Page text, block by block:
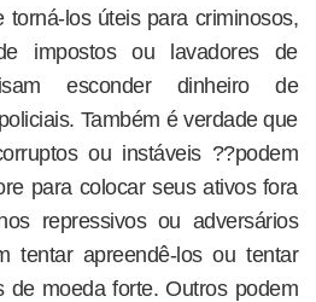
torná-los úteis para criminosos,
impostos ou lavadores de
esconder dinheiro de
Também é verdade que
ou instáveis ??podem
para colocar seus ativos fora
repressivos ou adversários
tentar apreendê-los ou tentar
de moeda forte. Outros podem